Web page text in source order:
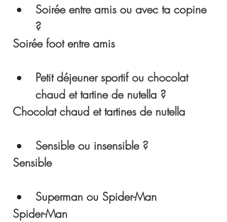
Soirée entre amis ou avec ta copine
?
Soirée foot entre amis
Petit déjeuner sportif ou chocolat
chaud et tartine de nutella ?
Chocolat chaud et tartines de nutella
Sensible ou insensible ?
Sensible
Superman ou Spider-Man
Spider-Man